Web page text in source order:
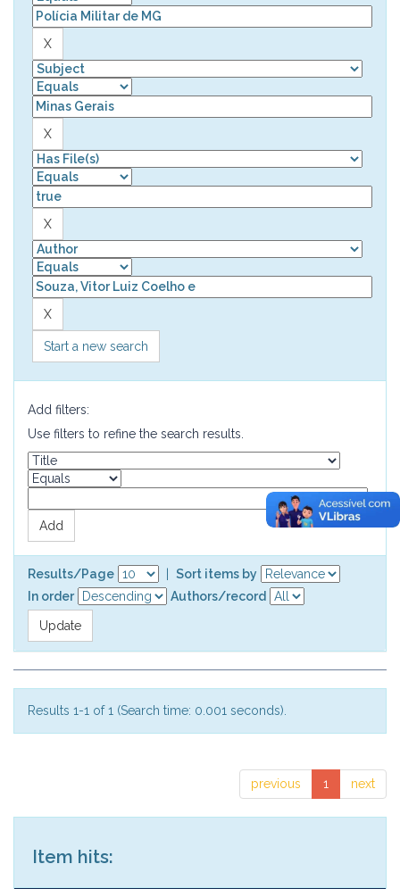
Start a new search
Add filters:
Use filters to refine the search results.
Results/Page
Sort items by
In order
Authors/record
Results 1-1 of 1 (Search time: 0.001 seconds).
previous 1 next
Item hits: